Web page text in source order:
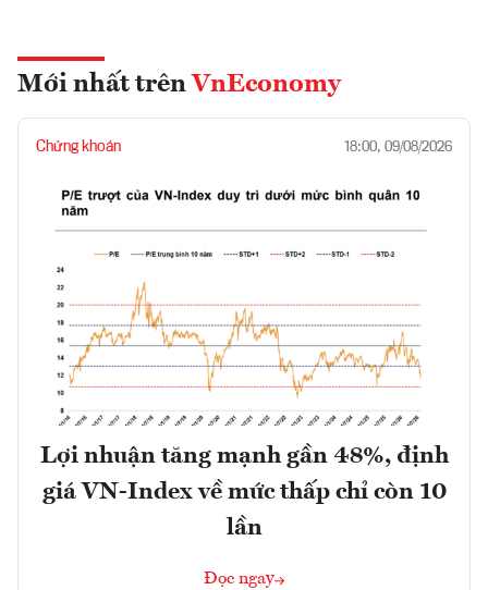
Mới nhất trên VnEconomy
Chứng khoán 18:00, 09/08/2026
Lợi nhuận tăng mạnh gần 48%, định
giá VN-Index về mức thấp chỉ còn 10
lần
Đọc ngay